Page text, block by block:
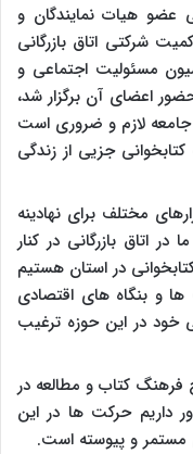
هیات نمایندگان و
شرکتی اتاق بازرگانی
کمیسیون مسئولیت اجتماعی و
اعضای آن برگزار شد،
جامعه لازم و ضروری است
جزیی از زندگی
مختلف برای نهادینه
اتاق بازرگانی در کنار
در استان هستیم
و بنگاه های اقتصادی
خود در این حوزه ترغیب
فرهنگ کتاب و مطالعه در
داریم حرکت ها در این
مستمر و پیوسته است.